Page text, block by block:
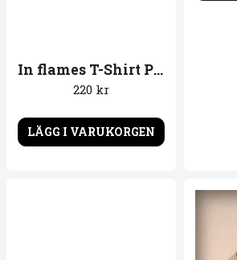
In flames T-Shirt Probably the best band in the world
220 kr
LÄGG I VARUKORGEN